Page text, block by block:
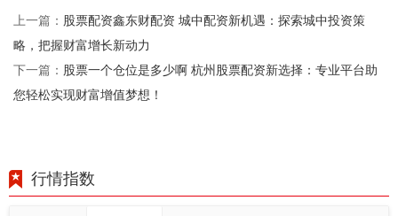
上一篇： 股票配资鑫东财配资 城中配资新机遇：探索城中投资策
略，把握财富增长新动力
下一篇： 股票一个仓位是多少啊 杭州股票配资新选择：专业平台助
您轻松实现财富增值梦想！
行情指数